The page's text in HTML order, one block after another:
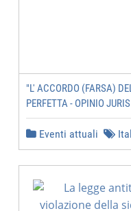
"L' ACCORDO (FARSA)
PERFETTA - OPINIO JURIS
Eventi attuali